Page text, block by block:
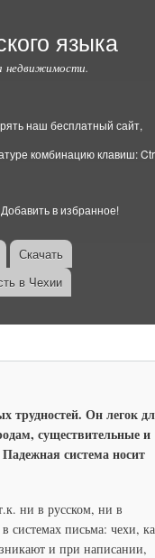
языка
недвижимости.
наш бесплатный сайт,
комбинацию клавиш:
в избранное!
Скачать
в Чехии
трудностей. Он легок
существительные и
система носит
ни в русском, ни в
системах письма: чехи,
и при написании,